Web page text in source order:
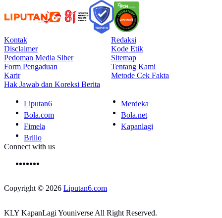
Kontak
Redaksi
Disclaimer
Kode Etik
Pedoman Media Siber
Sitemap
Form Pengaduan
Tentang Kami
Karir
Metode Cek Fakta
Hak Jawab dan Koreksi Berita
Liputan6
Merdeka
Bola.com
Bola.net
Fimela
Kapanlagi
Brilio
Connect with us
Copyright © 2026 Liputan6.com
KLY KapanLagi Youniverse All Right Reserved.